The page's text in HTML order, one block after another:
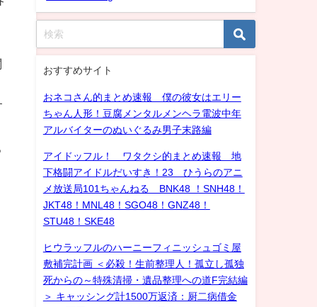
おすすめサイト
おネコさん的まとめ速報 僕の彼女はエリー
ちゃん人形！豆腐メンタルメンヘラ電波中年
アルバイターのぬいぐるみ男子末路編
アイドッフル！ ワタクシ的まとめ速報 地
下格闘アイドルだいすき！23 ひうらのアニ
メ放送局101ちゃんねる BNK48 ！SNH48！
JKT48！MNL48！SGO48！GNZ48！
STU48！SKE48
ヒウラッフルのハーニーフィニッシュゴミ屋
敷補完計画 ＜必殺！生前整理人！孤立し孤独
死からの～特殊清掃・遺品整理への道F完結編
＞ キャッシング計1500万返済：厨二病借金